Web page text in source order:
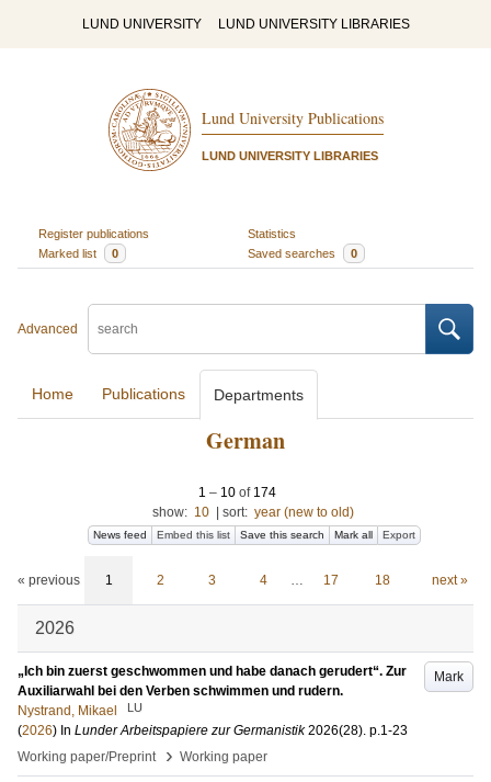
LUND UNIVERSITY LUND UNIVERSITY LIBRARIES
Lund University Publications
LUND UNIVERSITY LIBRARIES
Register publications
Statistics
Marked list
0 Saved searches 0
Advanced
Home Publications Departments
German
1 – 10of 174
show: 10 sort: year (new to old)
News feed Embed this list Save this search Mark all Export
« previous 1 2 3 4 … 17 18 next »
2026
Mark
„Ich bin zuerst geschwommen und habe danach gerudert“. Zur
Auxiliarwahl bei den Verben schwimmen und rudern.
Nystrand, Mikael
LU
(2026) In Lunder Arbeitspapiere zur Germanistik 2026(28). p.1-23
Working paper/Preprint
› Working paper